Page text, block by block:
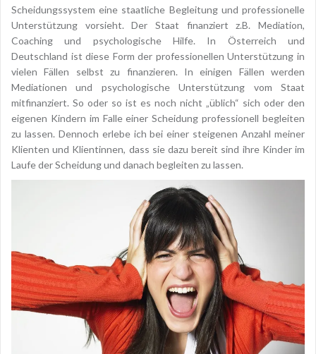
Scheidungssystem eine staatliche Begleitung und professionelle
Unterstützung vorsieht. Der Staat finanziert z.B. Mediation,
Coaching und psychologische Hilfe. In Österreich und
Deutschland ist diese Form der professionellen Unterstützung in
vielen Fällen selbst zu finanzieren. In einigen Fällen werden
Mediationen und psychologische Unterstützung vom Staat
mitfinanziert. So oder so ist es noch nicht „üblich“ sich oder den
eigenen Kindern im Falle einer Scheidung professionell begleiten
zu lassen. Dennoch erlebe ich bei einer steigenen Anzahl meiner
Klienten und Klientinnen, dass sie dazu bereit sind ihre Kinder im
Laufe der Scheidung und danach begleiten zu lassen.